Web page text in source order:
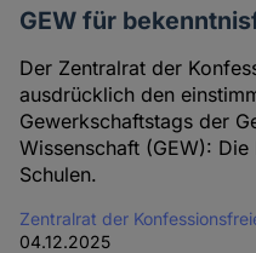
GEW für
Der Zentralrat der
ausdrücklich den
Gewerkschaftstags der
Wissenschaft (GEW):
Schulen.
Zentralrat der
04.12.2025